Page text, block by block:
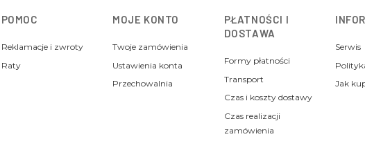
POMOC
Reklamacje i zwroty
Raty
MOJE KONTO
Twoje zamówienia
Ustawienia konta
Przechowalnia
PŁATNOŚCI I
DOSTAWA
Formy płatności
Transport
Czas i koszty dostawy
Czas realizacji
zamówienia
Serwis
Jak